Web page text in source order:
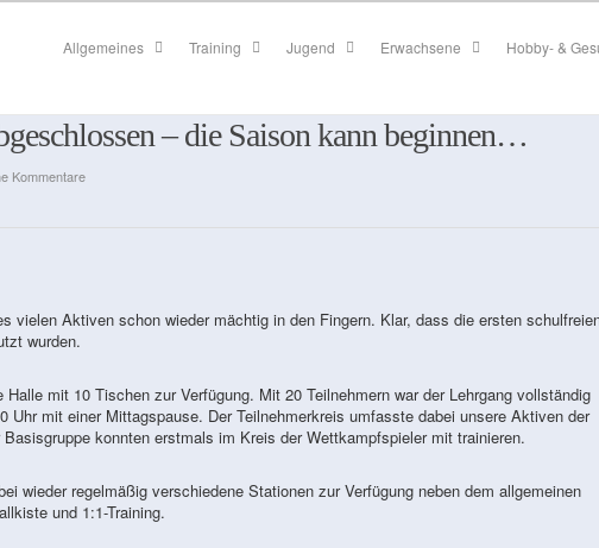
Allgemeines Training Jugend Erwachsene Hobby- &
– die Saison kann beginnen…
Kommentare
vielen Aktiven schon wieder mächtig in den Fingern. Klar, dass die ersten
wurden.
mit 10 Tischen zur Verfügung. Mit 20 Teilnehmern war der Lehrgang vollständig
Uhr mit einer Mittagspause. Der Teilnehmerkreis umfasste dabei unsere Aktiven der
konnten erstmals im Kreis der Wettkampfspieler mit trainieren.
wieder regelmäßig verschiedene Stationen zur Verfügung neben dem allgemeinen
und 1:1-Training.